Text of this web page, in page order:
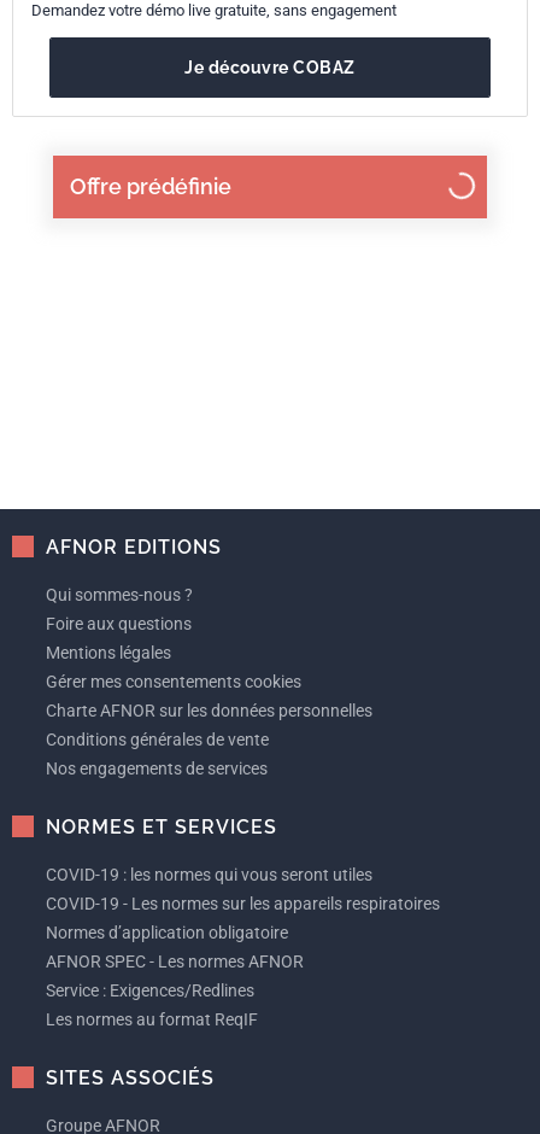
Offre prédéfinie
Demandez votre démo live gratuite, sans engagement
Je découvre COBAZ
AFNOR EDITIONS
Qui sommes-nous ?
Foire aux questions
Mentions légales
Gérer mes consentements cookies
Charte AFNOR sur les données personnelles
Conditions générales de vente
Nos engagements de services
NORMES ET SERVICES
COVID-19 : les normes qui vous seront utiles
COVID-19 - Les normes sur les appareils respiratoires
Normes d’application obligatoire
AFNOR SPEC - Les normes AFNOR
Service : Exigences/Redlines
Les normes au format ReqIF
SITES ASSOCIÉS
Groupe AFNOR